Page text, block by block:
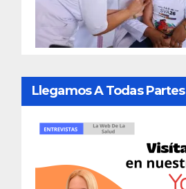
Llegamos A Todas Partes